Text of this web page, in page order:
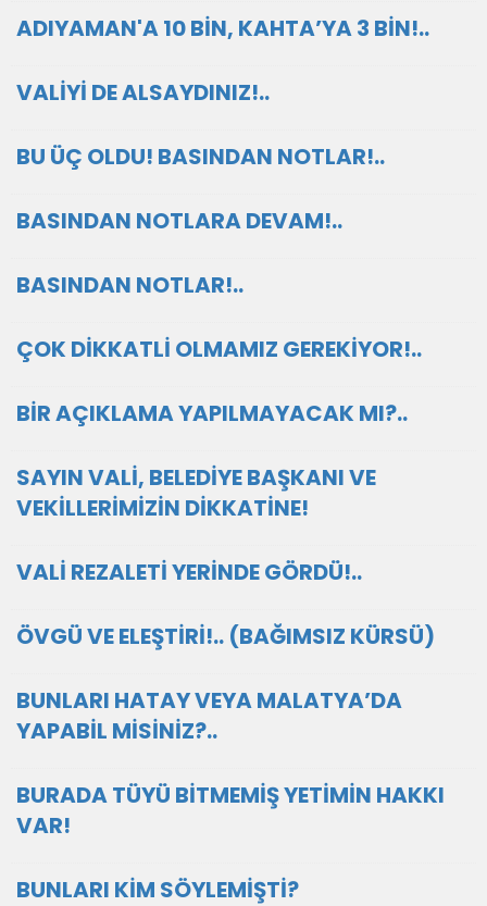
ADIYAMAN'A 10 BİN, KAHTA’YA 3 BİN!..
VALİYİ DE ALSAYDINIZ!..
BU ÜÇ OLDU! BASINDAN NOTLAR!..
BASINDAN NOTLARA DEVAM!..
BASINDAN NOTLAR!..
ÇOK DİKKATLİ OLMAMIZ GEREKİYOR!..
BİR AÇIKLAMA YAPILMAYACAK MI?..
SAYIN VALİ, BELEDİYE BAŞKANI VE
VEKİLLERİMİZİN DİKKATİNE!
VALİ REZALETİ YERİNDE GÖRDÜ!..
ÖVGÜ VE ELEŞTİRİ!.. (BAĞIMSIZ KÜRSÜ)
BUNLARI HATAY VEYA MALATYA’DA
YAPABİL MİSİNİZ?..
BURADA TÜYÜ BİTMEMİŞ YETİMİN HAKKI
VAR!
BUNLARI KİM SÖYLEMİŞTİ?